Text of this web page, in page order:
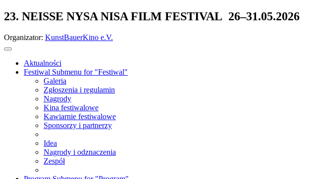
23. NEISSE NYSA NISA FILM FESTIVAL 26–31.05.2026
Organizator: KunstBauerKino e.V.
Aktualności
Festiwal Submenu for "Festiwal"
Galeria
Zgłoszenia i regulamin
Nagrody
Kina festiwalowe
Kawiarnie festiwalowe
Sponsorzy i partnerzy
Idea
Nagrody i odznaczenia
Zespół